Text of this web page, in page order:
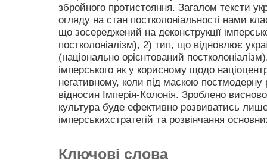
збройного протистояння. Загалом тексти
огляду на стан постколоніальності нами
що зосереджений на деконструкції
постколоніалізм), 2) тип, що відновлює
(національно орієнтований
імперського як у корисному щодо
негативному, коли під маскою постмодерну
відносин Імперія-Колонія. Зроблено
культура буде ефективно розвиватись
імперськихстратегій та розвінчання
Ключові слова